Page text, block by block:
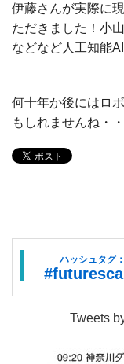
伊藤さんが実際に
ただきました！小
などなど人工知能
何十年か後にはロ
もしれませんね・・
ハッシュタグ：
Tweets